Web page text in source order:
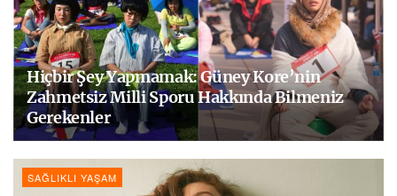
Hiçbir Şey Yapmamak: Güney Kore’nin
Zahmetsiz Milli Sporu Hakkında Bilmeniz
Gerekenler
SAĞLIKLI YAŞAM